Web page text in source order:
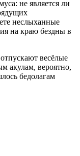
не является ли
неслыханные
на краю бездны в
весёлые
акулам, вероятно,
бедолагам